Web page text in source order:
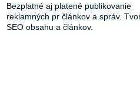
Bezplatné aj platené publikovanie
reklamných pr článkov a správ.
SEO obsahu a článkov.